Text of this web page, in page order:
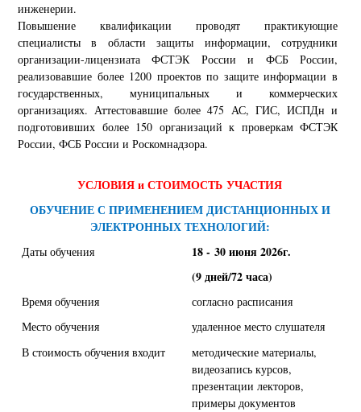
инженерии.
Повышение квалификации проводят практикующие
специалисты в области защиты информации, сотрудники
организации-лицензиата ФСТЭК России и ФСБ России,
реализовавшие более 1200 проектов по защите информации в
государственных, муниципальных и коммерческих
организациях. Аттестовавшие более 475 АС, ГИС, ИСПДн и
подготовивших более 150 организаций к проверкам ФСТЭК
России, ФСБ России и Роскомнадзора.
УСЛОВИЯ и СТОИМОСТЬ УЧАСТИЯ
ОБУЧЕНИЕ С ПРИМЕНЕНИЕМ ДИСТАНЦИОННЫХ И
ЭЛЕКТРОННЫХ ТЕХНОЛОГИЙ:
Даты обучения
18 - 30 июня 2026г.
(9 дней/72 часа)
Время обучения
согласно расписания
Место обучения
удаленное место слушателя
В стоимость обучения входит
методические материалы,
видеозапись курсов,
презентации лекторов,
примеры документов